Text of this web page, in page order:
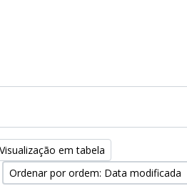
Visualização em tabela
Ordenar por ordem: Data modificada